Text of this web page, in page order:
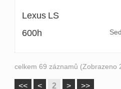
Lexus LS
600h
celkem 69 záznamů (Zobrazeno
<< < 2 > >>